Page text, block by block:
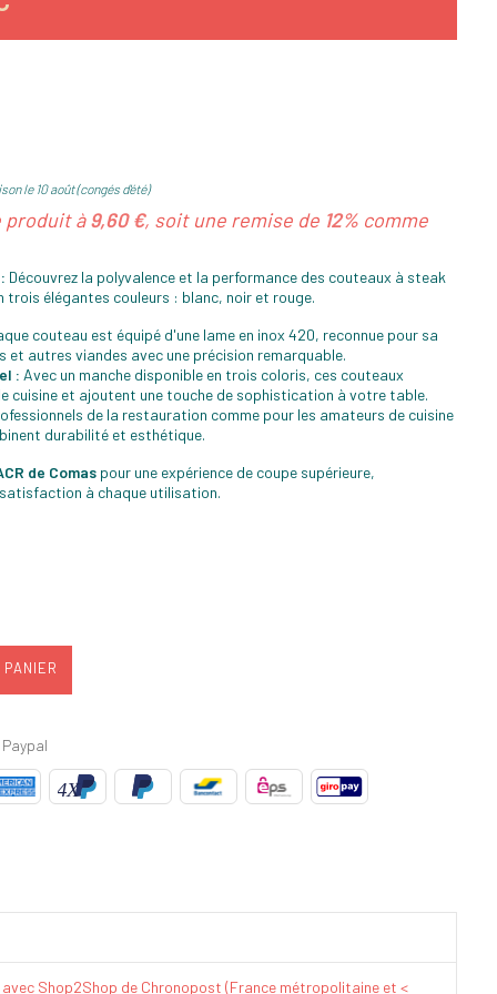
le 10 août (congés d'été)
produit à9,60 €, soit une remise de 12% comme
Découvrez la polyvalence et la performance des couteaux à steak
trois élégantes couleurs : blanc, noir et rouge.
couteau est équipé d'une lame en inox 420, reconnue pour sa
autres viandes avec une précision remarquable.
: Avec un manche disponible en trois coloris, ces couteaux
cuisine et ajoutent une touche de sophistication à votre table.
de la restauration comme pour les amateurs de cuisine
durabilité et esthétique.
de Comas pour une expérience de coupe supérieure,
à chaque utilisation.
Shop2Shop de Chronopost (France métropolitaine et <